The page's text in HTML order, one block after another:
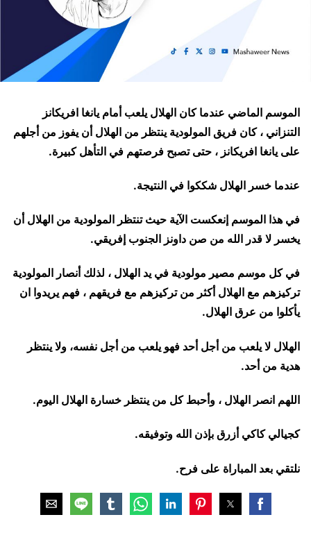
الموسم الماضي عندما كان الهلال يلعب أمام يانغا افريكانز
التنزاني ، كان فريق المولودية ينتظر من الهلال أن يفوز من أجلهم
على يانغا افريكانز ، حتى تصبح فرصتهم في التأهل كبيرة.
عندما خسر الهلال شككوا في النتيجة.
في هذا الموسم إنعكست الآية حيث تنتظر المولودية من الهلال أن
يخسر لا قدر الله من صن داونز الجنوب إفريقي.
في كل موسم مصير مولودية في يد الهلال ، لذلك أنصار المولودية
تركيزهم مع الهلال أكثر من تركيزهم مع فريقهم ، فهم يريدوا ان
يأكلوا من عرق الهلال.
الهلال لا يلعب من أجل أحد فهو يلعب من أجل نفسه، ولا ينتظر
هدية من أحد.
اللهم انصر الهلال ، وأحبط كل من ينتظر خسارة الهلال اليوم.
كجيالي كاكي أزرق بإذن الله وتوفيقه.
نلتقي بعد المباراة على فرح.